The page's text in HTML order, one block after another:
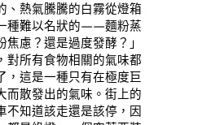
、熱氣騰騰的白霧從燈箱
種難以名狀的——麵粉蒸
慮？還是過度發酵？」
對所有食物相關的氣味都
，這是一種只有在極度巨
而散發出的氣味。街上的
不知道該走還是該停，因